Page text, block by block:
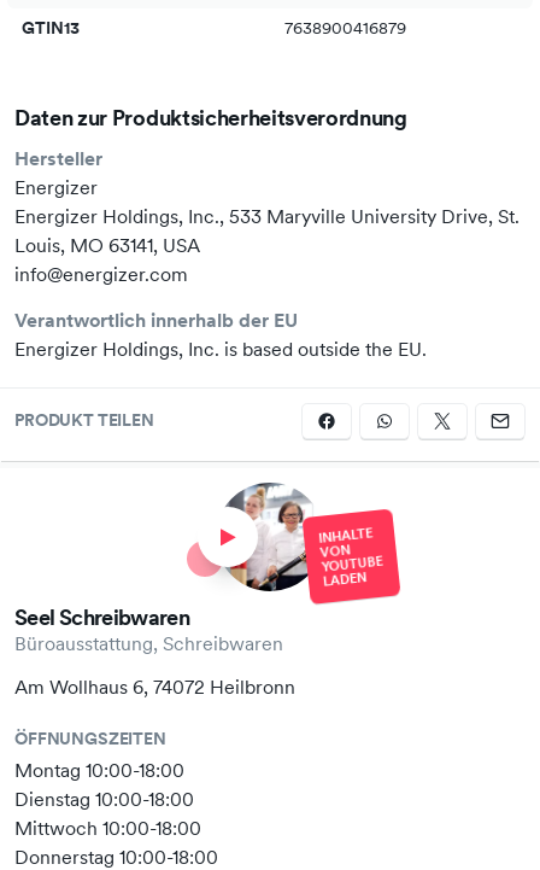
GTIN13
7638900416879
Daten zur Produktsicherheitsverordnung
Hersteller
Energizer
Energizer Holdings, Inc., 533 Maryville University Drive, St.
Louis, MO 63141, USA
info@energizer.com
Verantwortlich innerhalb der EU
Energizer Holdings, Inc. is based outside the EU.
PRODUKT TEILEN
INHALTE
VON
YOUTUBE
LADEN
Seel Schreibwaren
Büroausstattung, Schreibwaren
Am Wollhaus 6, 74072 Heilbronn
ÖFFNUNGSZEITEN
Montag 10:00-18:00
Dienstag 10:00-18:00
Mittwoch 10:00-18:00
Donnerstag 10:00-18:00